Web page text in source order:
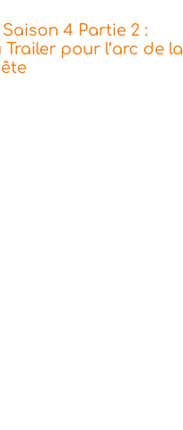
Saison 4 Partie 2 :
Trailer pour l’arc de la